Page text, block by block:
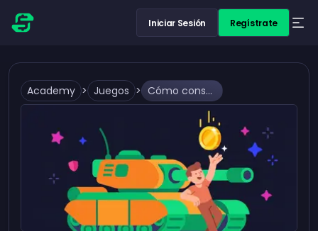
Iniciar Sesión Regístrate
Academy > Juegos > Cómo conseguir Oro de World of Tanks Blitz gratis